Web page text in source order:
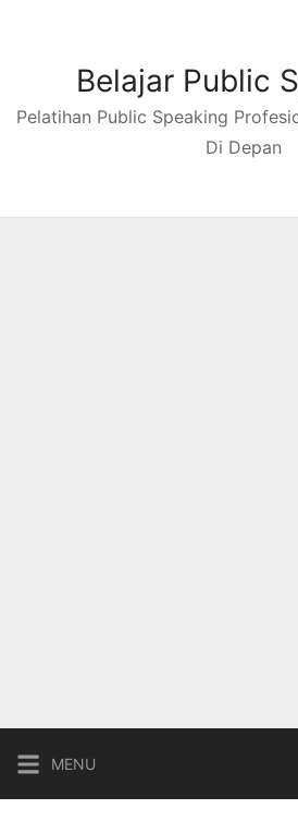
Belajar Public
Pelatihan Public Speaking
Di Depan
MENU